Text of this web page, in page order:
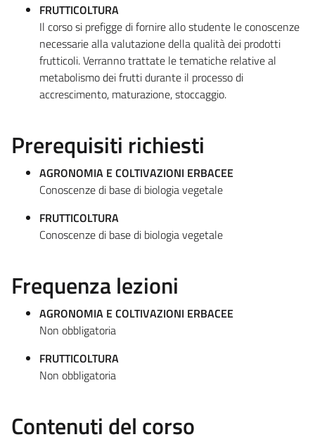
FRUTTICOLTURA
Il corso si prefigge di fornire allo studente le conoscenze
necessarie alla valutazione della qualità dei prodotti
frutticoli. Verranno trattate le tematiche relative al
metabolismo dei frutti durante il processo di
accrescimento, maturazione, stoccaggio.
Prerequisiti richiesti
AGRONOMIA E COLTIVAZIONI ERBACEE
Conoscenze di base di biologia vegetale
FRUTTICOLTURA
Conoscenze di base di biologia vegetale
Frequenza lezioni
AGRONOMIA E COLTIVAZIONI ERBACEE
Non obbligatoria
FRUTTICOLTURA
Non obbligatoria
Contenuti del corso